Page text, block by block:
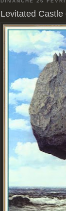
Levitated